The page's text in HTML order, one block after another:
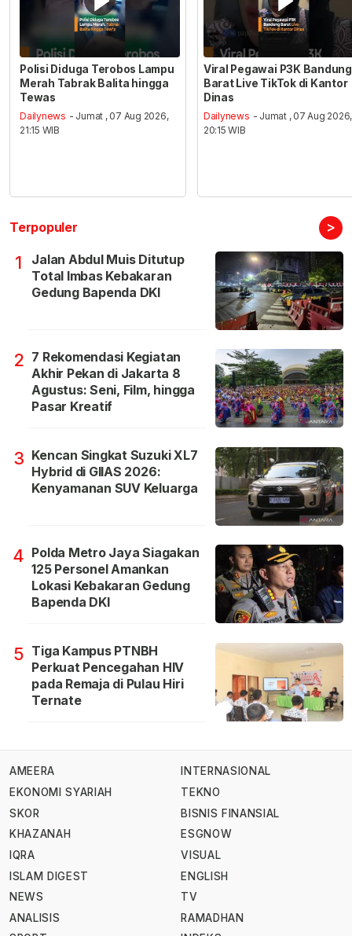
Polisi Diduga Terobos Lampu
Merah Tabrak Balita hingga
Tewas
Dailynews - Jumat , 07 Aug 2026,
21:15 WIB
Viral Pegawai P3K Bandung
Barat Live TikTok di Kantor
Dinas
Dailynews - Jumat , 07 Aug 2026,
20:15 WIB
Terpopuler >
1
Jalan Abdul Muis Ditutup
Total Imbas Kebakaran
Gedung Bapenda DKI
2 7 Rekomendasi Kegiatan
Akhir Pekan di Jakarta 8
Agustus: Seni, Film, hingga
Pasar Kreatif
3 Kencan Singkat Suzuki XL7
Hybrid di GIIAS 2026:
Kenyamanan SUV Keluarga
4 Polda Metro Jaya Siagakan
125 Personel Amankan
Lokasi Kebakaran Gedung
Bapenda DKI
5 Tiga Kampus PTNBH
Perkuat Pencegahan HIV
pada Remaja di Pulau Hiri
Ternate
AMEERA
EKONOMI SYARIAH
SKOR
KHAZANAH
IQRA
ISLAM DIGEST
NEWS
ANALISIS
INTERNASIONAL
TEKNO
BISNIS FINANSIAL
ESGNOW
VISUAL
ENGLISH
TV
RAMADHAN